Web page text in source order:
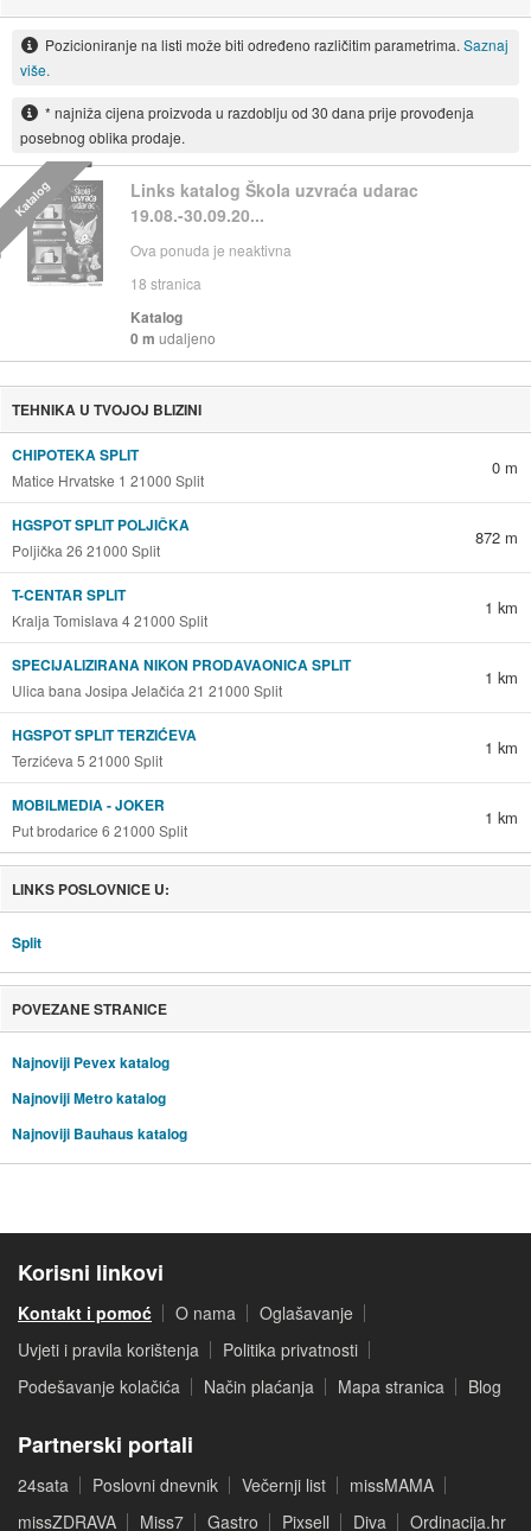
Pozicioniranje na listi može biti određeno različitim parametrima. Saznaj
više.
* najniža cijena proizvoda u razdoblju od 30 dana prije provođenja
posebnog oblika prodaje.
Links katalog Škola uzvraća udarac
19.08.-30.09.20...
Ova ponuda je neaktivna
18 stranica
Katalog
0 m udaljeno
Katalog
TEHNIKA U TVOJOJ BLIZINI
CHIPOTEKA SPLIT
Matice Hrvatske 1 21000 Split
0 m
HGSPOT SPLIT POLJIČKA
Poljička 26 21000 Split
872 m
T-CENTAR SPLIT
Kralja Tomislava 4 21000 Split
1 km
SPECIJALIZIRANA NIKON PRODAVAONICA SPLIT
Ulica bana Josipa Jelačića 21 21000 Split
1 km
HGSPOT SPLIT TERZIĆEVA
Terzićeva 5 21000 Split
1 km
MOBILMEDIA - JOKER
Put brodarice 6 21000 Split
1 km
LINKS POSLOVNICE U:
Split
POVEZANE STRANICE
Najnoviji Pevex katalog
Najnoviji Metro katalog
Najnoviji Bauhaus katalog
Korisni linkovi
Kontakt i pomoć O nama
Oglašavanje
Uvjeti i pravila korištenja
Politika privatnosti
Podešavanje kolačića
Način plaćanja Mapa stranica Blog
Partnerski portali
24sata Poslovni dnevnik Večernji list
missMAMA
missZDRAVA
Miss7 Gastro Pixsell Diva Ordinacija.hr